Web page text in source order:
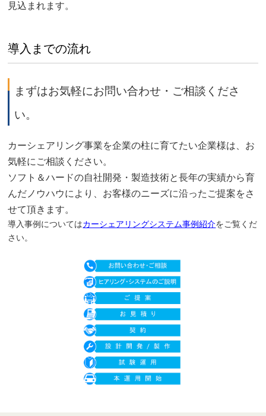
見込まれます。
導入までの流れ
まずはお気軽にお問い合わせ・ご相談くださ
い。
カーシェアリング事業を企業の柱に育てたい企業様は、お
気軽にご相談ください。
ソフト＆ハードの自社開発・製造技術と長年の実績から育
んだノウハウにより、お客様のニーズに沿ったご提案をさ
せて頂きます。
導入事例についてはカーシェアリングシステム事例紹介をご覧くだ
さい。